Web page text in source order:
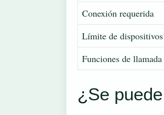
Conexión requerida
Límite de dispositivos
Funciones de llamada
¿Se